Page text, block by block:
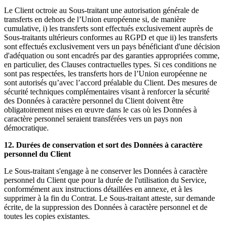
Le Client octroie au Sous-traitant une autorisation générale de
transferts en dehors de l’Union européenne si, de manière
cumulative, i) les transferts sont effectués exclusivement auprès de
Sous-traitants ultérieurs conformes au RGPD et que ii) les transferts
sont effectués exclusivement vers un pays bénéficiant d'une décision
d'adéquation ou sont encadrés par des garanties appropriées comme,
en particulier, des Clauses contractuelles types. Si ces conditions ne
sont pas respectées, les transferts hors de l’Union européenne ne
sont autorisés qu’avec l’accord préalable du Client. Des mesures de
sécurité techniques complémentaires visant à renforcer la sécurité
des Données à caractère personnel du Client doivent être
obligatoirement mises en œuvre dans le cas où les Données à
caractère personnel seraient transférées vers un pays non
démocratique.
12. Durées de conservation et sort des Données à caractère
personnel du Client
Le Sous-traitant s'engage à ne conserver les Données à caractère
personnel du Client que pour la durée de l'utilisation du Service,
conformément aux instructions détaillées en annexe, et à les
supprimer à la fin du Contrat. Le Sous-traitant atteste, sur demande
écrite, de la suppression des Données à caractère personnel et de
toutes les copies existantes.